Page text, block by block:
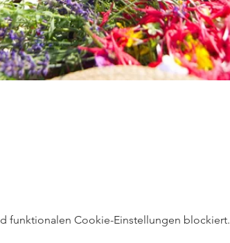
funktionalen Cookie-Einstellungen blockiert.